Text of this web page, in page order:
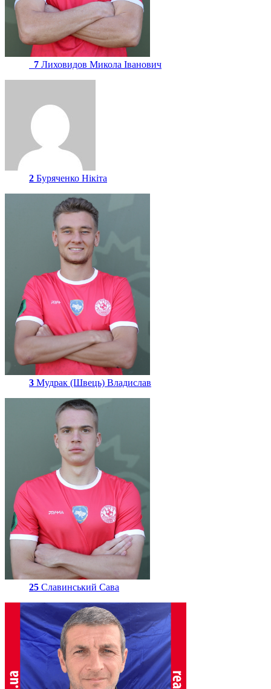
7 Лиховидов Микола Іванович
2 Буряченко Нікіта
3 Мудрак (Швець) Владислав
25 Славинський Сава